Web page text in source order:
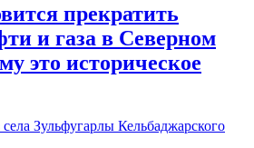
прекратить
и газа в Северном
это историческое